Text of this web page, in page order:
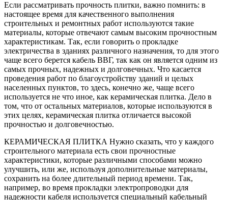
Если рассматривать прочность плитки, важно помнить: в
настоящее время для качественного выполнения
строительных и ремонтных работ используются такие
материалы, которые отвечают самым высоким прочностным
характеристикам. Так, если говорить о прокладке
электричества в зданиях различного назначения, то для этого
чаще всего берется кабель ВВГ, так как он является одним из
самых прочных, надежных и долговечных. Что касается
проведения работ по благоустройству зданий и целых
населенных пунктов, то здесь, конечно же, чаще всего
используется не что иное, как керамическая плитка. Дело в
том, что от остальных материалов, которые используются в
этих целях, керамическая плитка отличается высокой
прочностью и долговечностью.
КЕРАМИЧЕСКАЯ ПЛИТКА Нужно сказать, что у каждого
строительного материала есть свои прочностные
характеристики, которые различными способами можно
улучшить, или же, используя дополнительные материалы,
сохранить на более длительный период времени. Так,
например, во время прокладки электропроводки для
надежности кабеля используется специальный кабельный